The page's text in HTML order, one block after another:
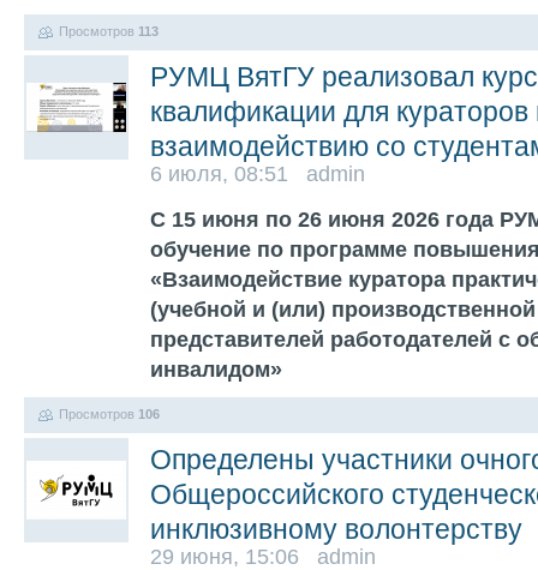
Просмотров 113
РУМЦ ВятГУ реализовал
квалификации для кураторов
взаимодействию со
6 июля, 08:51 admin
С 15 июня по 26 июня 2026 года
обучение по программе
«Взаимодействие куратора
(учебной и (или)
представителей работодателей с
инвалидом»
Просмотров 106
Определены участники
Общероссийского
инклюзивному волонтерству
29 июня, 15:06 admin